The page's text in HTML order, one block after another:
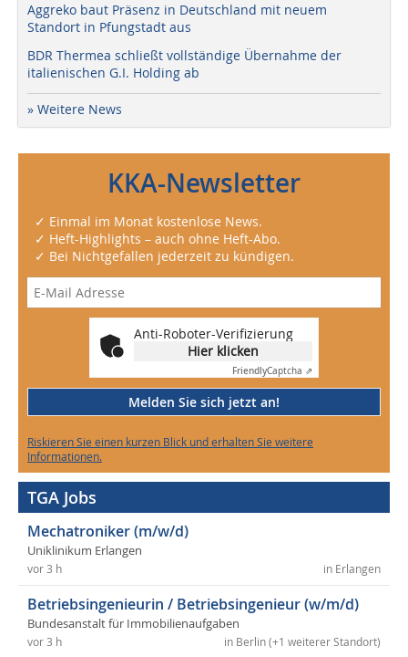
Aggreko baut Präsenz in Deutschland mit neuem
Standort in Pfungstadt aus
BDR Thermea schließt vollständige Übernahme der
italienischen G.I. Holding ab
» Weitere News
KKA-Newsletter
✓ Einmal im Monat kostenlose News.
✓ Heft-Highlights – auch ohne Heft-Abo.
✓ Bei Nichtgefallen jederzeit zu kündigen.
Anti-Roboter-Verifizierung
Hier klicken
FriendlyCaptcha ⇗
Melden Sie sich jetzt an!
Riskieren Sie einen kurzen Blick und erhalten Sie weitere
Informationen.
TGA Jobs
Mechatroniker (m/w/d)
Uniklinikum Erlangen
in Erlangen
vor 3 h
Betriebsingenieurin / Betriebsingenieur (w/m/d)
Bundesanstalt für Immobilienaufgaben
in Berlin (+1 weiterer Standort)
vor 3 h